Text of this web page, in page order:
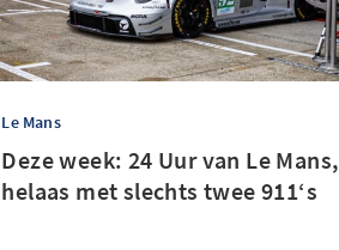
Le Mans
Deze week: 24 Uur van Le Mans,
helaas met slechts twee 911‘s